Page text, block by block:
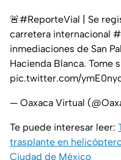
🚨#ReporteVial | Se
carretera internacional
inmediaciones de San
Hacienda Blanca. Tome
pic.twitter.com/
— Oaxaca Virtual
Te puede interesar leer:
trasplante en
Ciudad de México